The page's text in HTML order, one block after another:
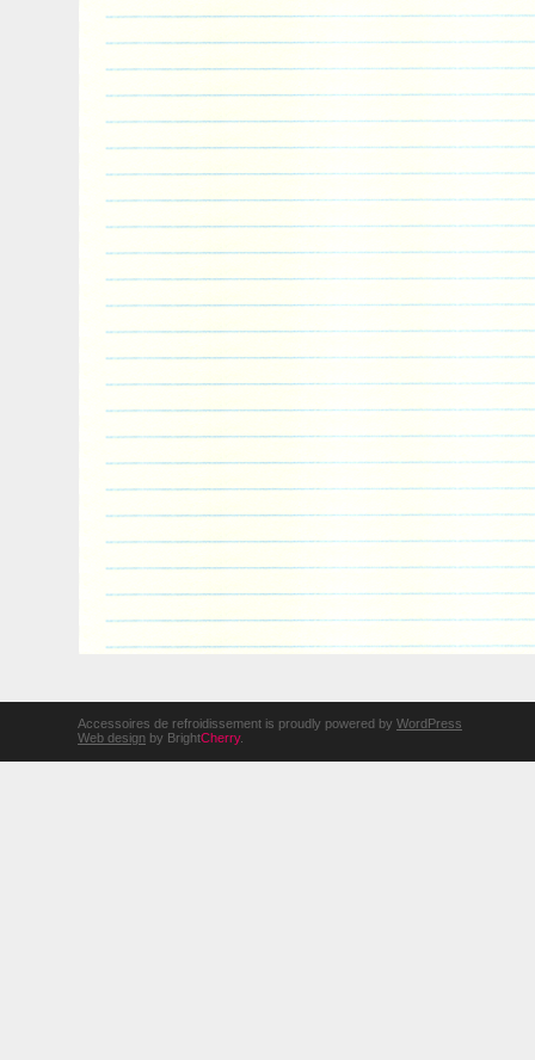
Accessoires de refroidissement is proudly powered by WordPress
Web design by BrightCherry.